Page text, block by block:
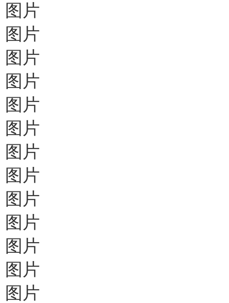
图片
图片
图片
图片
图片
图片
图片
图片
图片
图片
图片
图片
图片